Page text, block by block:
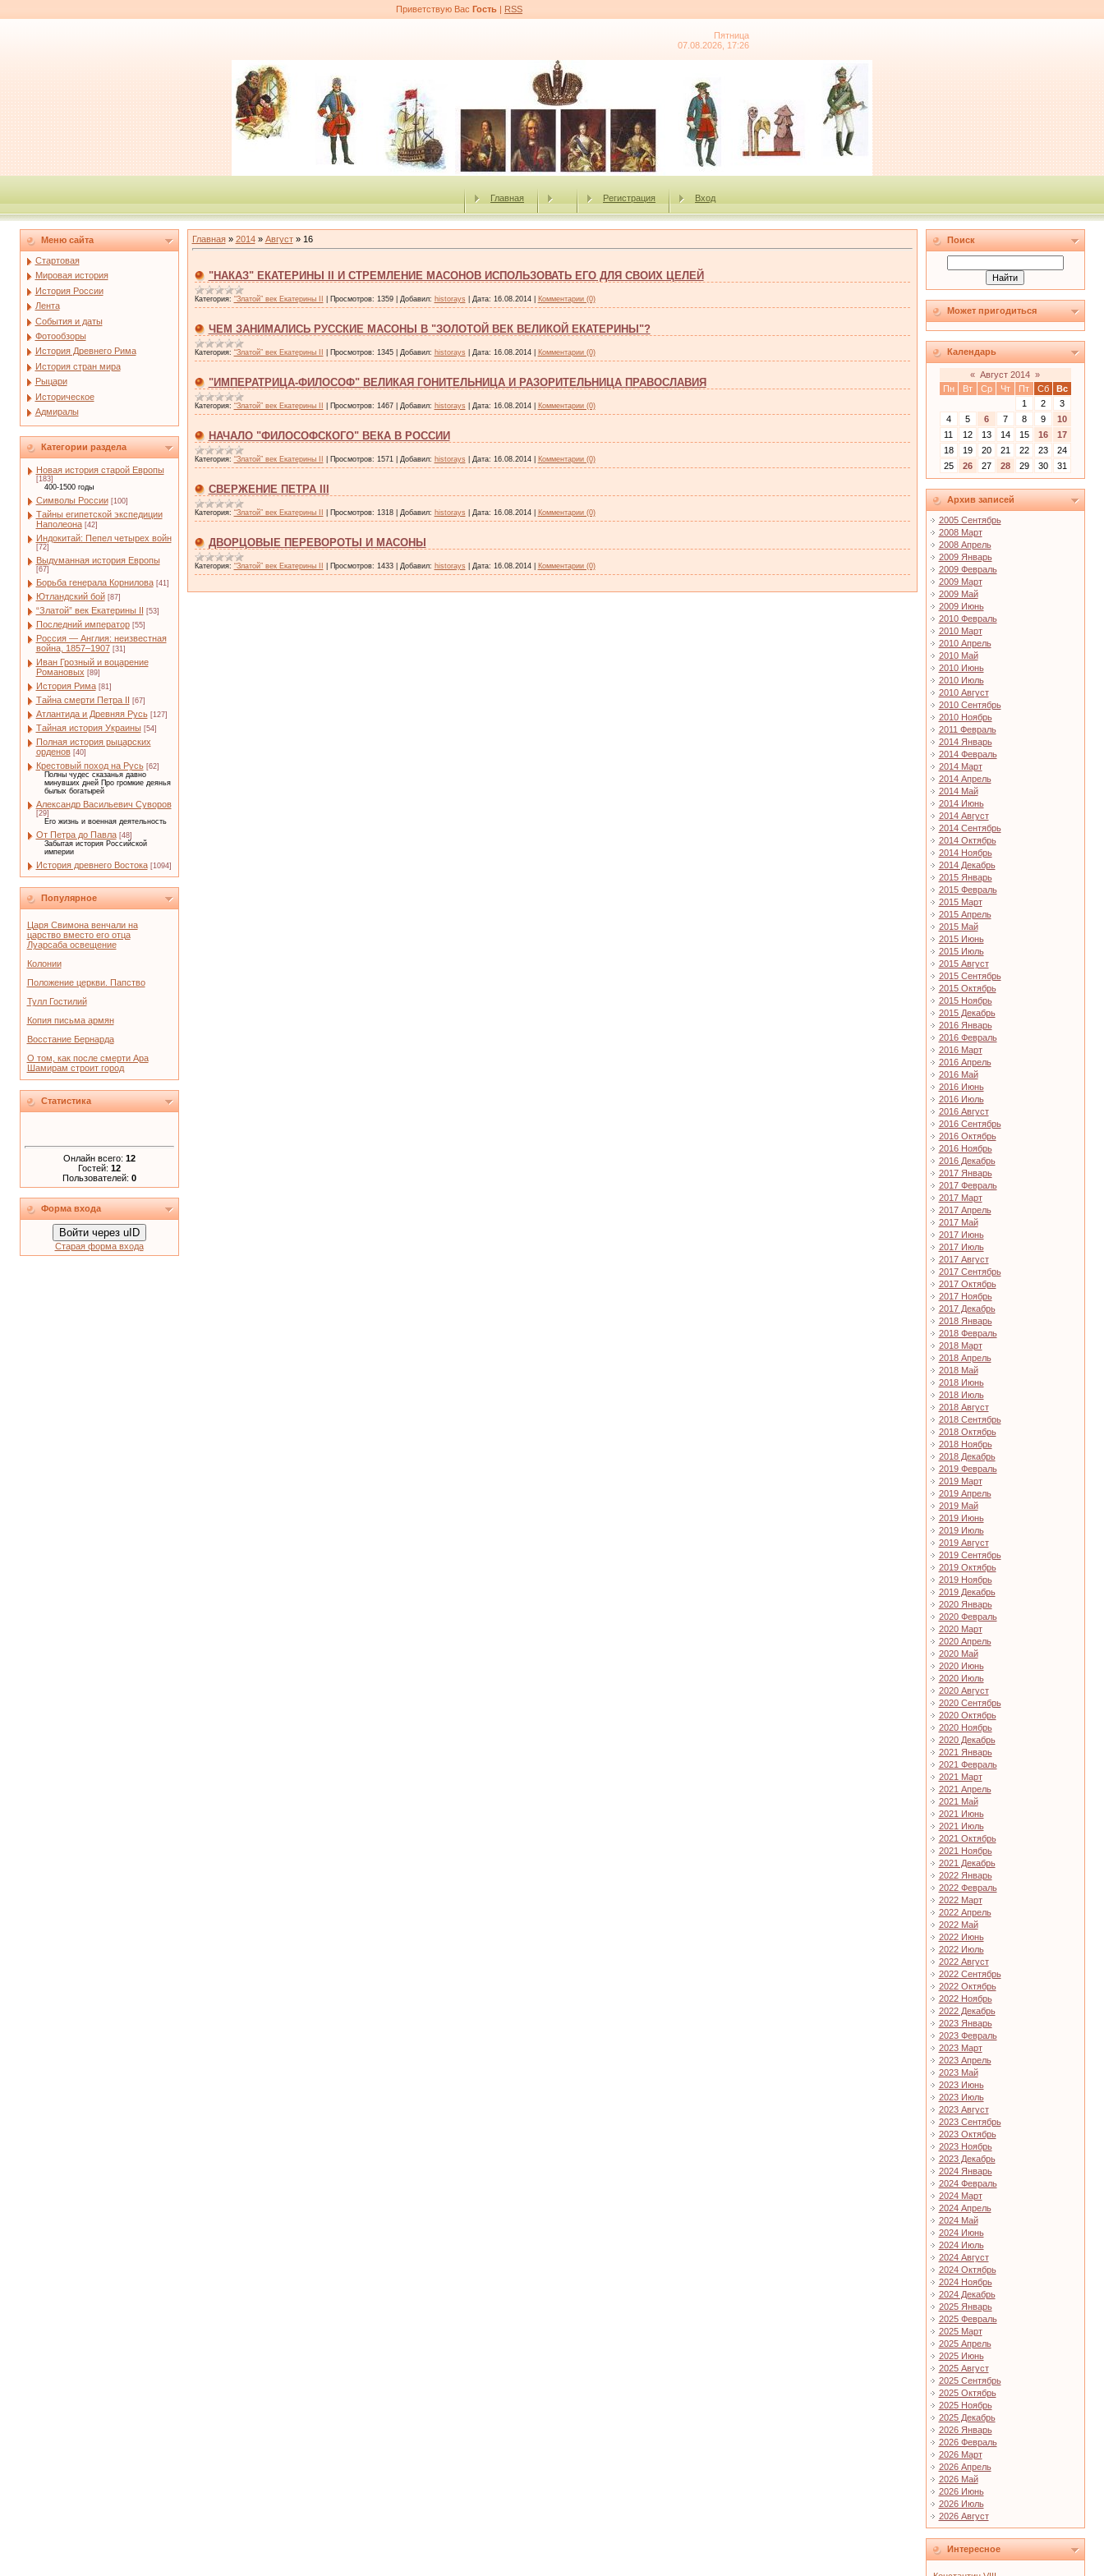
Приветствую Вас Гость | RSS
Пятница
07.08.2026, 17:26
Главная Регистрация Вход
Меню сайта
Стартовая
Мировая история
История России
Лента
События и даты
Фотообзоры
История Древнего Рима
История стран мира
Рыцари
Историческое
Адмиралы
Категории раздела
Новая история старой Европы
[183]
400-1500 годы
Символы России [100]
Тайны египетской экспедиции
Наполеона [42]
Индокитай: Пепел четырех войн
[72]
Выдуманная история Европы
[67]
Борьба генерала Корнилова [41]
Ютландский бой [87]
“Златой” век Екатерины II [53]
Последний император [55]
Россия — Англия: неизвестная
война, 1857–1907 [31]
Иван Грозный и воцарение
Романовых [89]
История Рима [81]
Тайна смерти Петра II [67]
Атлантида и Древняя Русь [127]
Тайная история Украины [54]
Полная история рыцарских
орденов [40]
Крестовый поход на Русь [62]
Полны чудес сказанья давно
минувших дней Про громкие деянья
былых богатырей
Александр Васильевич Суворов
[29]
Его жизнь и военная деятельность
От Петра до Павла [48]
Забытая история Российской
империи
История древнего Востока [1094]
Популярное
Царя Свимона венчали на
царство вместо его отца
Луарсаба освещение
Колонии
Положение церкви. Папство
Тулл Гостилий
Копия письма армян
Восстание Бернарда
О том, как после смерти Ара
Шамирам строит город
Статистика
Онлайн всего: 12
Гостей: 12
Пользователей: 0
Форма входа
Войти через uID
Старая форма входа
Главная» 2014 » Август » 16
"НАКАЗ" ЕКАТЕРИНЫ II И СТРЕМЛЕНИЕ МАСОНОВ ИСПОЛЬЗОВАТЬ ЕГО ДЛЯ СВОИХ ЦЕЛЕЙ
Категория: “Златой” век Екатерины II Просмотров: 1359 Добавил: historays Дата: 16.08.2014 Комментарии (0)
ЧЕМ ЗАНИМАЛИСЬ РУССКИЕ МАСОНЫ В "ЗОЛОТОЙ ВЕК ВЕЛИКОЙ ЕКАТЕРИНЫ"?
Категория: “Златой” век Екатерины II Просмотров: 1345 Добавил: historays Дата: 16.08.2014 Комментарии (0)
"ИМПЕРАТРИЦА-ФИЛОСОФ" ВЕЛИКАЯ ГОНИТЕЛЬНИЦА И РАЗОРИТЕЛЬНИЦА ПРАВОСЛАВИЯ
Категория: “Златой” век Екатерины II Просмотров: 1467 Добавил: historays Дата: 16.08.2014 Комментарии (0)
НАЧАЛО "ФИЛОСОФСКОГО" ВЕКА В РОССИИ
Категория: “Златой” век Екатерины II Просмотров: 1571 Добавил: historays Дата: 16.08.2014 Комментарии (0)
СВЕРЖЕНИЕ ПЕТРА III
Категория: “Златой” век Екатерины II Просмотров: 1318 Добавил: historays Дата: 16.08.2014 Комментарии (0)
ДВОРЦОВЫЕ ПЕРЕВОРОТЫ И МАСОНЫ
Категория: “Златой” век Екатерины II Просмотров: 1433 Добавил: historays Дата: 16.08.2014 Комментарии (0)
Поиск
Может пригодиться
Календарь
« Август 2014 »
Пн
Вт Ср Чт Пт Сб
Вс
1
2
3
4
5 6 7 8 9
10
11
12 13 14 15 16
17
18
19 20 21 22 23
24
25
26 27 28 29 30 31
Архив записей
2005 Сентябрь
2008 Март
2008 Апрель
2009 Январь
2009 Февраль
2009 Март
2009 Май
2009 Июнь
2010 Февраль
2010 Март
2010 Апрель
2010 Май
2010 Июнь
2010 Июль
2010 Август
2010 Сентябрь
2010 Ноябрь
2011 Февраль
2014 Январь
2014 Февраль
2014 Март
2014 Апрель
2014 Май
2014 Июнь
2014 Август
2014 Сентябрь
2014 Октябрь
2014 Ноябрь
2014 Декабрь
2015 Январь
2015 Февраль
2015 Март
2015 Апрель
2015 Май
2015 Июнь
2015 Июль
2015 Август
2015 Сентябрь
2015 Октябрь
2015 Ноябрь
2015 Декабрь
2016 Январь
2016 Февраль
2016 Март
2016 Апрель
2016 Май
2016 Июнь
2016 Июль
2016 Август
2016 Сентябрь
2016 Октябрь
2016 Ноябрь
2016 Декабрь
2017 Январь
2017 Февраль
2017 Март
2017 Апрель
2017 Май
2017 Июнь
2017 Июль
2017 Август
2017 Сентябрь
2017 Октябрь
2017 Ноябрь
2017 Декабрь
2018 Январь
2018 Февраль
2018 Март
2018 Апрель
2018 Май
2018 Июнь
2018 Июль
2018 Август
2018 Сентябрь
2018 Октябрь
2018 Ноябрь
2018 Декабрь
2019 Февраль
2019 Март
2019 Апрель
2019 Май
2019 Июнь
2019 Июль
2019 Август
2019 Сентябрь
2019 Октябрь
2019 Ноябрь
2019 Декабрь
2020 Январь
2020 Февраль
2020 Март
2020 Апрель
2020 Май
2020 Июнь
2020 Июль
2020 Август
2020 Сентябрь
2020 Октябрь
2020 Ноябрь
2020 Декабрь
2021 Январь
2021 Февраль
2021 Март
2021 Апрель
2021 Май
2021 Июнь
2021 Июль
2021 Октябрь
2021 Ноябрь
2021 Декабрь
2022 Январь
2022 Февраль
2022 Март
2022 Апрель
2022 Май
2022 Июнь
2022 Июль
2022 Август
2022 Сентябрь
2022 Октябрь
2022 Ноябрь
2022 Декабрь
2023 Январь
2023 Февраль
2023 Март
2023 Апрель
2023 Май
2023 Июнь
2023 Июль
2023 Август
2023 Сентябрь
2023 Октябрь
2023 Ноябрь
2023 Декабрь
2024 Январь
2024 Февраль
2024 Март
2024 Апрель
2024 Май
2024 Июнь
2024 Июль
2024 Август
2024 Октябрь
2024 Ноябрь
2024 Декабрь
2025 Январь
2025 Февраль
2025 Март
2025 Апрель
2025 Июнь
2025 Август
2025 Сентябрь
2025 Октябрь
2025 Ноябрь
2025 Декабрь
2026 Январь
2026 Февраль
2026 Март
2026 Апрель
2026 Май
2026 Июнь
2026 Июль
2026 Август
Интересное